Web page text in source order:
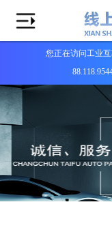
您正在访问工业